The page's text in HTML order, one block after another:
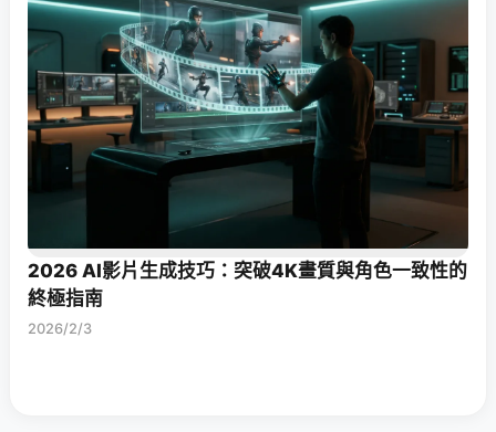
2026 AI影片生成技巧：突破4K畫質與角色一致性的
終極指南
2026/2/3